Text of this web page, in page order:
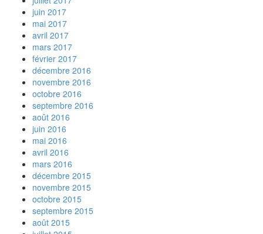
juin 2017
mai 2017
avril 2017
mars 2017
février 2017
décembre 2016
novembre 2016
octobre 2016
septembre 2016
août 2016
juin 2016
mai 2016
avril 2016
mars 2016
décembre 2015
novembre 2015
octobre 2015
septembre 2015
août 2015